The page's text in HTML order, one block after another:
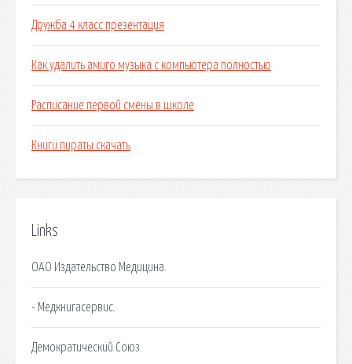
Дружба 4 класс презентация
Как удалить амиго музыка с компьютера полностью
Расписание первой смены в школе
Книги пираты скачать
Links
ОАО Издательство Медицина.
- Медкнигасервис.
Демократический Союз.